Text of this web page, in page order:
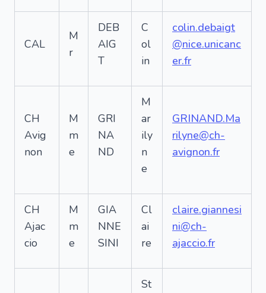
CAL
M
r
DEB
AIG
T
C
ol
in
colin.debaigt
@nice.unicanc
er.fr
CH
Avig
non
M
m
e
GRI
NA
ND
M
ar
ily
n
e
GRINAND.Ma
rilyne@ch-
avignon.fr
CH
Ajac
cio
M
m
e
GIA
NNE
SINI
Cl
ai
re
claire.giannesi
ni@ch-
ajaccio.fr
St